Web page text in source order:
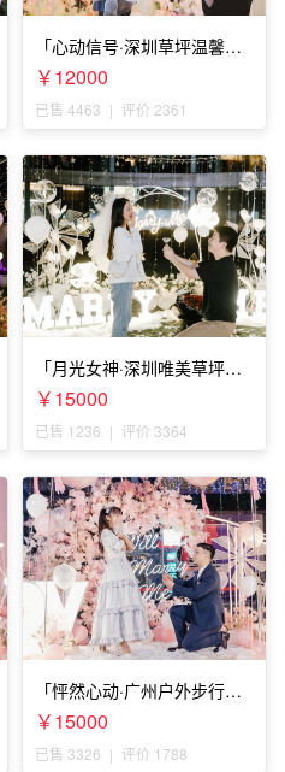
「心动信号·深圳草坪温馨求
婚」
￥12000
已售 4463 | 评价 2361
「月光女神·深圳唯美草坪浪
漫求婚」
￥15000
已售 1236 | 评价 3364
「怦然心动·广州户外步行街
求婚」
￥15000
已售 3326 | 评价 1788